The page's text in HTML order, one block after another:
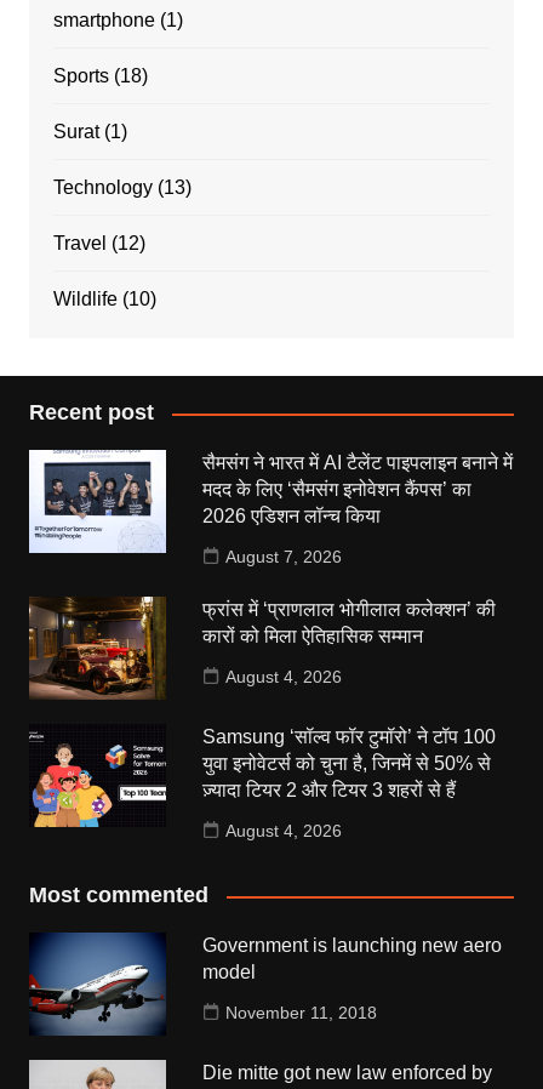
smartphone(1)
Sports(18)
Surat(1)
Technology(13)
Travel (12)
Wildlife(10)
Recent post
सैमसंग ने भारत में AI टैलेंट पाइपलाइन बनाने में
मदद के लिए ‘सैमसंग इनोवेशन कैंपस’ का
2026 एडिशन लॉन्च किया
August 7, 2026
फ्रांस में ‘प्राणलाल भोगीलाल कलेक्शन’ की
कारों को मिला ऐतिहासिक सम्मान
August 4, 2026
Samsung ‘सॉल्व फॉर टुमॉरो’ ने टॉप 100
युवा इनोवेटर्स को चुना है, जिनमें से 50% से
ज़्यादा टियर 2 और टियर 3 शहरों से हैं
August 4, 2026
Most commented
Government is launching new aero
model
November 11, 2018
Die mitte got new law enforced by